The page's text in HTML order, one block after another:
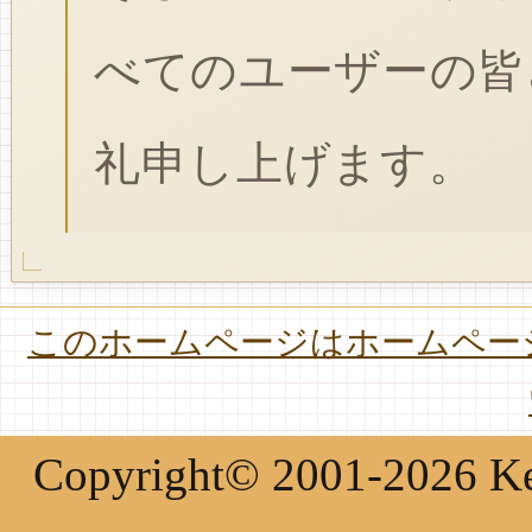
べてのユーザーの
礼申し上げます。
このホームページはホームペ
Copyright© 2001-2026